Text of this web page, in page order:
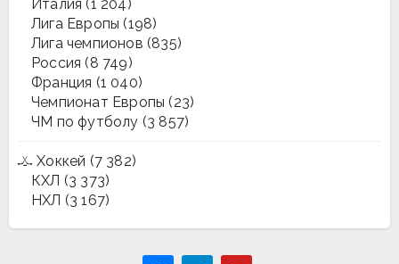
Италия (1 204)
Лига Европы (198)
Лига чемпионов (835)
Россия (8 749)
Франция (1 040)
Чемпионат Европы (23)
ЧМ по футболу (3 857)
Хоккей (7 382)
КХЛ (3 373)
НХЛ (3 167)